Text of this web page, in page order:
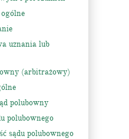
uznania lub
(arbitrażowy)
polubowny
polubownego
sądu polubownego